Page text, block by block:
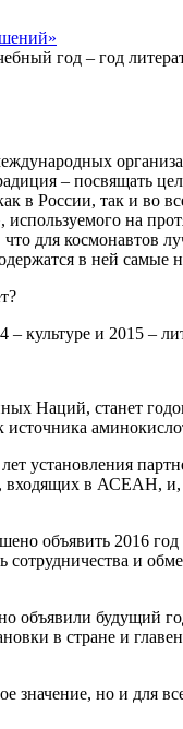
год – год
– посвящать
в России, так и во
на
для космонавтов
в ней самые
культуре и 2015 –
Наций, станет
установления
входящих в АСЕАН, и,
объявить 2016
сотрудничества и
объявили будущий
в стране и
значение, но и для